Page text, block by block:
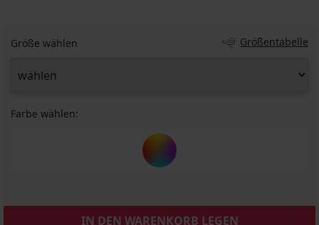
Größe wählen Größentabelle
Farbe wählen:
IN DEN WARENKORB LEGEN